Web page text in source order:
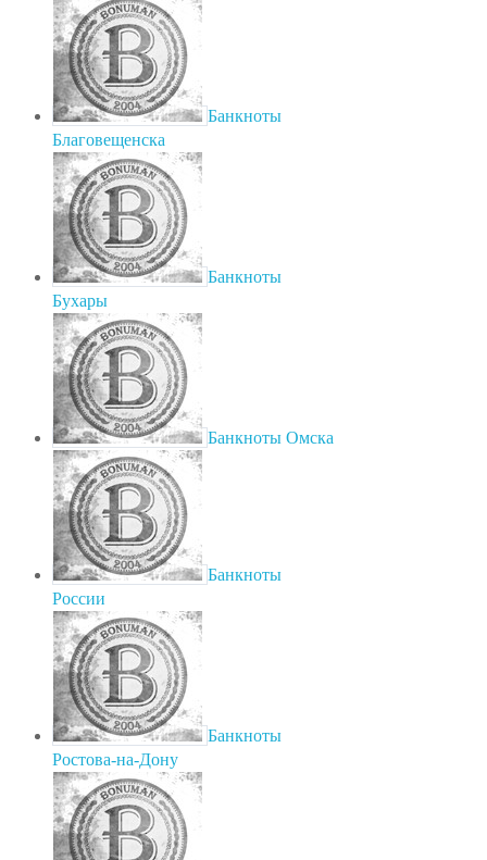
Банкноты
Благовещенска
Банкноты
Бухары
Банкноты Омска
Банкноты
России
Банкноты
Ростова-на-Дону